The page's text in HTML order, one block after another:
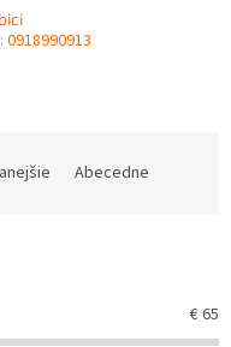
Abecedne
€65